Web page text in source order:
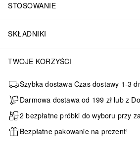
STOSOWANIE
SKŁADNIKI
TWOJE KORZYŚCI
Szybka dostawa Czas dostawy 1-3
Darmowa dostawa od 199 zł lub z
2 bezpłatne próbki do wyboru przy
Bezpłatne pakowanie na prezent¹